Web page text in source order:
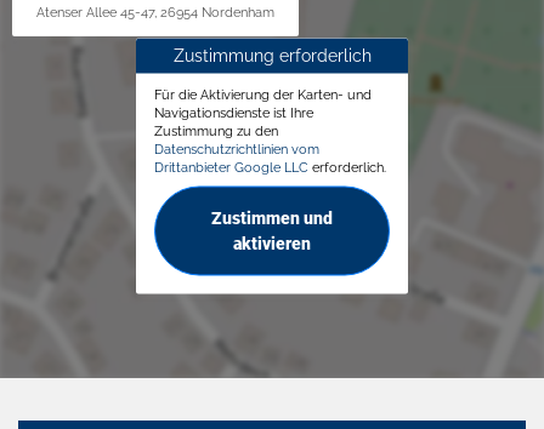
Atenser Allee 45-47, 26954 Nordenham
Zustimmung erforderlich
Für die Aktivierung der Karten- und
Navigationsdienste ist Ihre
Zustimmung zu den
Datenschutzrichtlinien vom
Drittanbieter Google LLC erforderlich.
Zustimmen und
aktivieren